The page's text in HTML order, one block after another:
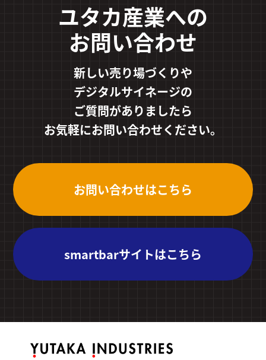
ユタカ産業への
お問い合わせ
新しい売り場づくりや
デジタルサイネージの
ご質問がありましたら
お気軽にお問い合わせください。
お問い合わせはこちら
smartbarサイトはこちら